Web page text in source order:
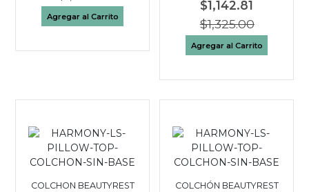
Agregar al Carrito
$1,142.81
$1,325.00
Agregar al Carrito
COLCHON BEAUTYREST
COLCHÓN BEAUTYREST